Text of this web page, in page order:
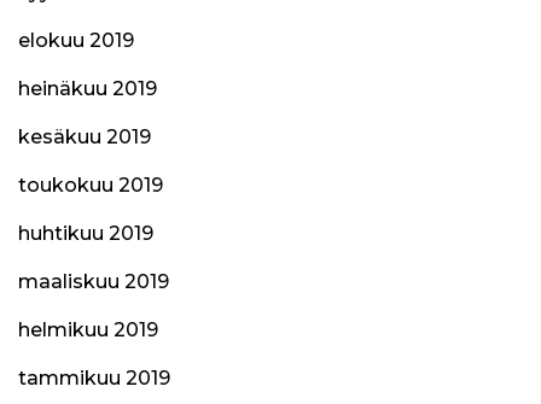
elokuu 2019
heinäkuu 2019
kesäkuu 2019
toukokuu 2019
huhtikuu 2019
maaliskuu 2019
helmikuu 2019
tammikuu 2019